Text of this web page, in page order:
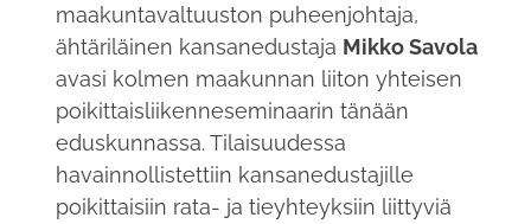
maakuntavaltuuston puheenjohtaja,
ähtäriläinen kansanedustaja Mikko Savola
avasi kolmen maakunnan liiton yhteisen
poikittaisliikenneseminaarin tänään
eduskunnassa. Tilaisuudessa
havainnollistettiin kansanedustajille
poikittaisiin rata- ja tieyhteyksiin liittyviä